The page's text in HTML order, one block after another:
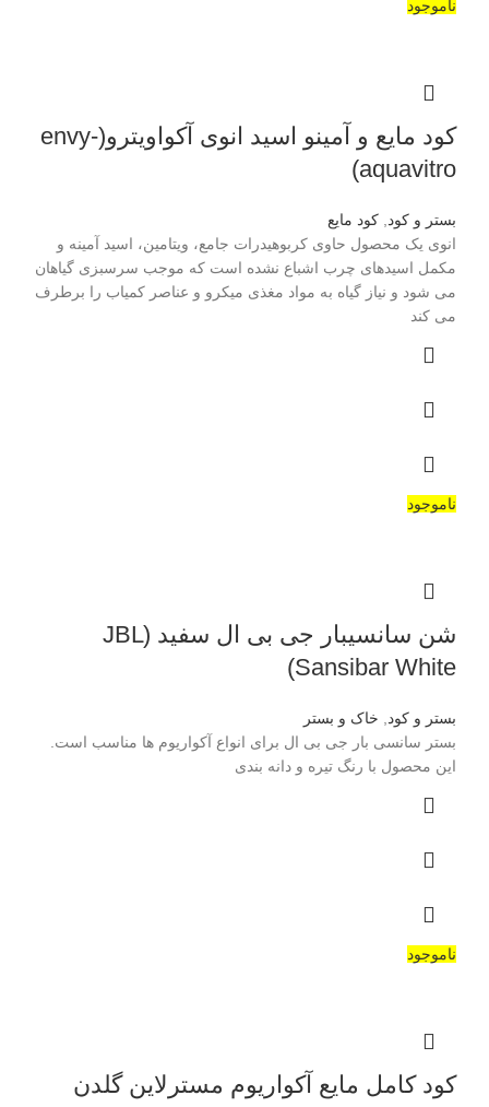
ناموجود
کود مایع و آمینو اسید انوی آکواویترو(envy-
aquavitro)
بستر و کود
کود مایع
انوی یک محصول حاوی کربوهیدرات جامع، ویتامین، اسید آمینه و
مکمل اسیدهای چرب اشباع نشده است که موجب سرسبزی گیاهان
می شود و نیاز گیاه به مواد مغذی میکرو و عناصر کمیاب را برطرف
می کند
ناموجود
شن سانسیبار جی بی ال سفید (JBL
Sansibar White)
بستر و کود
خاک و بستر
بستر سانسی بار جی بی ال برای انواع آکواریوم ها مناسب است.
این محصول با رنگ تیره و دانه بندی
ناموجود
کود کامل مایع آکواریوم مسترلاین گلدن